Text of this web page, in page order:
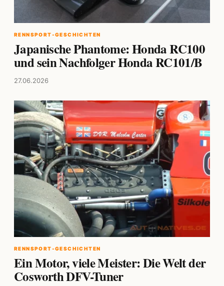
RENNSPORT-GESCHICHTEN
Japanische Phantome: Honda RC100
und sein Nachfolger Honda RC101/B
27.06.2026
RENNSPORT-GESCHICHTEN
Ein Motor, viele Meister: Die Welt der
Cosworth DFV-Tuner